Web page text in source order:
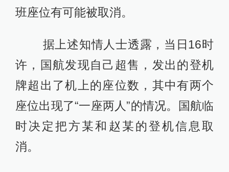
班座位有可能被取消。
据上述知情人士透露，当日16时
许，国航发现自己超售，发出的登机
牌超出了机上的座位数，其中有两个
座位出现了“一座两人”的情况。国航临
时决定把方某和赵某的登机信息取
消。